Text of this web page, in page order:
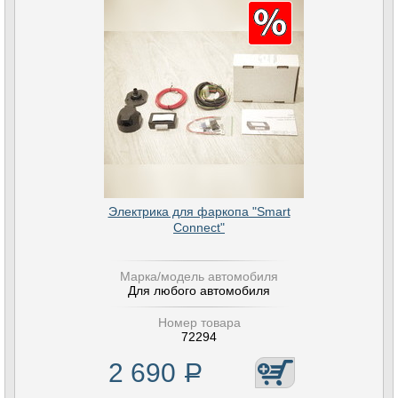
Электрика для фаркопа "Smart
Connect"
Марка/модель автомобиля
Для любого автомобиля
Номер товара
72294
2 690 Р